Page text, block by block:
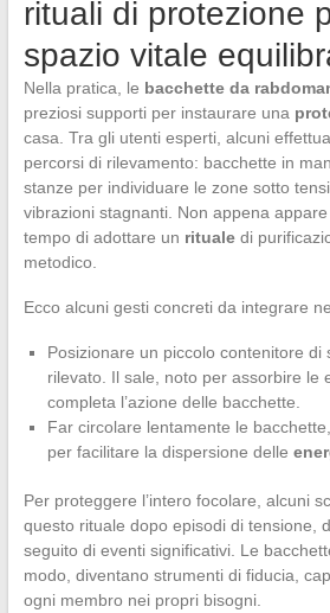
rituali di protezione
spazio vitale
Nella pratica, le bacchette da
preziosi supporti per instaurare una
casa. Tra gli utenti esperti, alcuni
percorsi di rilevamento: bacchette in
stanze per individuare le zone sotto
vibrazioni stagnanti. Non appena
tempo di adottare un ritualedi
metodico.
Ecco alcuni gesti concreti da integrare
Posizionare un piccolo contenitore di
rilevato. Il sale, noto per assorbire le
completa l’azione delle bacchette.
Far circolare lentamente le
per facilitare la dispersione delle
Per proteggere l’intero focolare, alcuni
questo rituale dopo episodi di tensione,
seguito di eventi significativi. Le
modo, diventano strumenti di fiducia,
ogni membro nei propri bisogni.